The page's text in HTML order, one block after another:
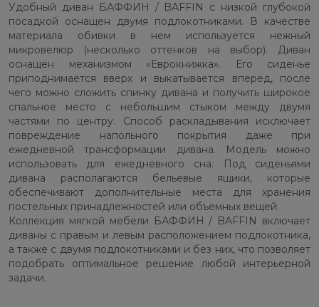
Удобный диван БАФФИН / BAFFIN с низкой глубокой
посадкой оснащен двумя подлокотниками. В качестве
материала обивки в нем используется нежный
микровелюр (несколько оттенков на выбор). Диван
оснащен механизмом «Еврокнижка». Его сиденье
приподнимается вверх и выкатывается вперед, после
чего можно сложить спинку дивана и получить широкое
спальное место с небольшим стыком между двумя
частями по центру. Способ раскладывания исключает
повреждение напольного покрытия даже при
ежедневной трансформации дивана. Модель можно
использовать для ежедневного сна. Под сиденьями
дивана располагаются бельевые ящики, которые
обеспечивают дополнительные места для хранения
постельных принадлежностей или объемных вещей.
Коллекция мягкой мебели БАФФИН / BAFFIN включает
диваны с правым и левым расположением подлокотника,
а также с двумя подлокотниками и без них, что позволяет
подобрать оптимальное решение любой интерьерной
задачи.